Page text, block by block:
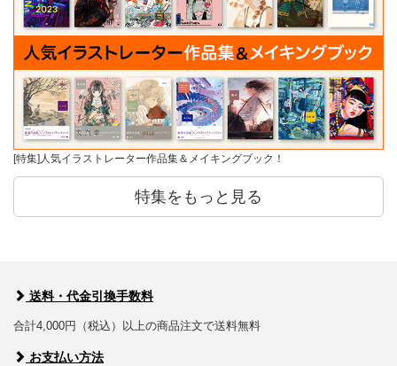
[特集]人気イラストレーター作品集＆メイキングブック！
特集をもっと見る
送料・代金引換手数料
合計4,000円（税込）以上の商品注文で送料無料
お支払い方法